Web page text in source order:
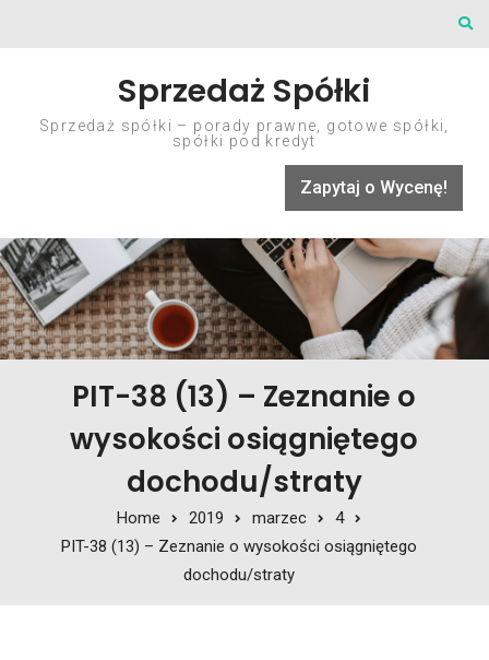
Sprzedaż Spółki
Sprzedaż spółki – porady prawne, gotowe spółki,
spółki pod kredyt
Zapytaj o Wycenę!
PIT-38 (13) – Zeznanie o
wysokości osiągniętego
dochodu/straty
Home 2019 marzec
4
PIT-38 (13) – Zeznanie o wysokości osiągniętego
dochodu/straty